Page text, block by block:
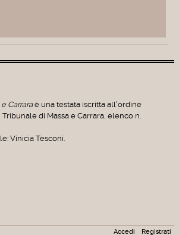
Carraraè una testata iscritta all'ordine
di Massa e Carrara, elenco n.
Vinicia Tesconi.
Accedi Registrati